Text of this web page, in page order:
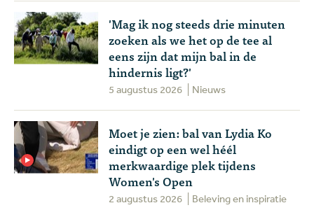
'Mag ik nog steeds drie minuten
zoeken als we het op de tee al
eens zijn dat mijn bal in de
hindernis ligt?'
5 augustus 2026 Nieuws
Moet je zien: bal van Lydia Ko
eindigt op een wel héél
merkwaardige plek tijdens
Women's Open
2 augustus 2026 Beleving en inspiratie